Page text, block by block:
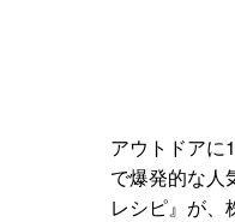
アウトドアに
で爆発的な人
レシピ』が、